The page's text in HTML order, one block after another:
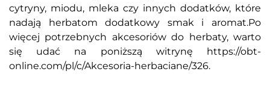
cytryny, miodu, mleka czy innych dodatków, które
nadają herbatom dodatkowy smak i aromat.Po
więcej potrzebnych akcesoriów do herbaty, warto
się udać na poniższą witrynę https://obt-
online.com/pl/c/Akcesoria-herbaciane/326.